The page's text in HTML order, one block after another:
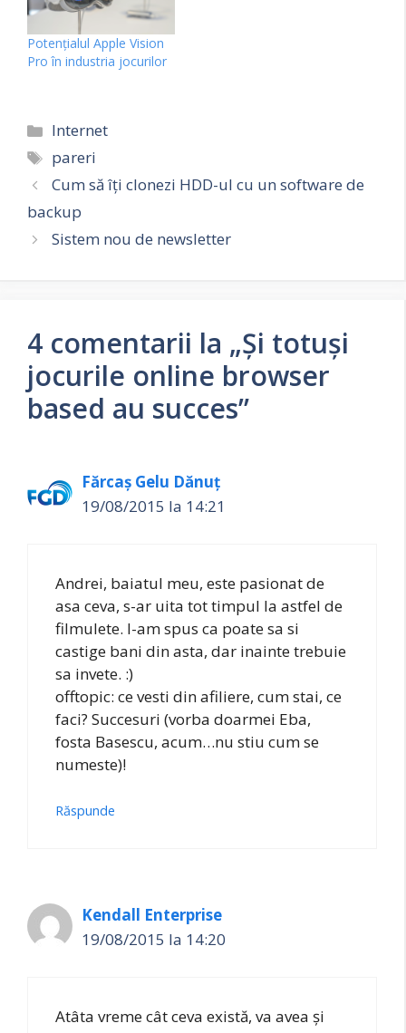
Potențialul Apple Vision
Pro în industria jocurilor
Categorii
Internet
Etichete
pareri
Cum să îți clonezi HDD-ul cu un software de
backup
Sistem nou de newsletter
4 comentarii la „Și totuși
jocurile online browser
based au succes”
Fărcaş Gelu Dănuţ
19/08/2015 la 14:21
Andrei, baiatul meu, este pasionat de
asa ceva, s-ar uita tot timpul la astfel de
filmulete. I-am spus ca poate sa si
castige bani din asta, dar inainte trebuie
sa invete. :)
offtopic: ce vesti din afiliere, cum stai, ce
faci? Succesuri (vorba doarmei Eba,
fosta Basescu, acum…nu stiu cum se
numeste)!
Răspunde
Kendall Enterprise
19/08/2015 la 14:20
Atâta vreme cât ceva există, va avea și